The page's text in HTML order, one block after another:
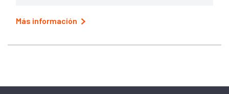
Más información